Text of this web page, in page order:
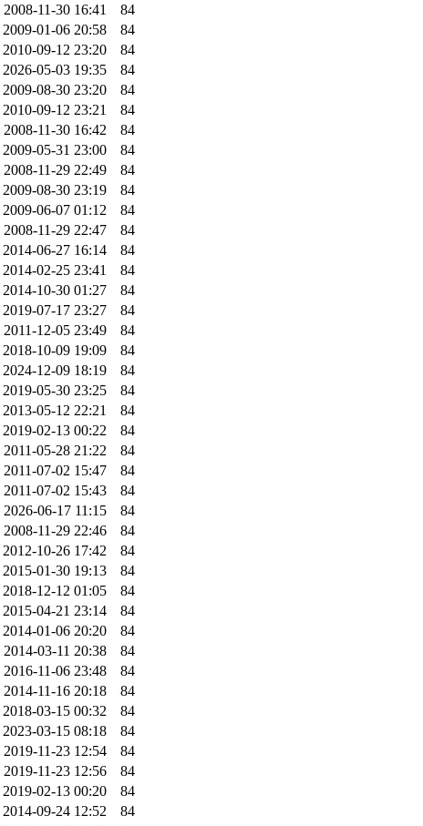
2008-11-30 16:41
84
2009-01-06 20:58
84
2010-09-12 23:20
84
2026-05-03 19:35
84
2009-08-30 23:20
84
2010-09-12 23:21
84
2008-11-30 16:42
84
2009-05-31 23:00
84
2008-11-29 22:49
84
2009-08-30 23:19
84
2009-06-07 01:12
84
2008-11-29 22:47
84
2014-06-27 16:14
84
2014-02-25 23:41
84
2014-10-30 01:27
84
2019-07-17 23:27
84
2011-12-05 23:49
84
2018-10-09 19:09
84
2024-12-09 18:19
84
2019-05-30 23:25
84
2013-05-12 22:21
84
2019-02-13 00:22
84
2011-05-28 21:22
84
2011-07-02 15:47
84
2011-07-02 15:43
84
2026-06-17 11:15
84
2008-11-29 22:46
84
2012-10-26 17:42
84
2015-01-30 19:13
84
2018-12-12 01:05
84
2015-04-21 23:14
84
2014-01-06 20:20
84
2014-03-11 20:38
84
2016-11-06 23:48
84
2014-11-16 20:18
84
2018-03-15 00:32
84
2023-03-15 08:18
84
2019-11-23 12:54
84
2019-11-23 12:56
84
2019-02-13 00:20
84
2014-09-24 12:52
84